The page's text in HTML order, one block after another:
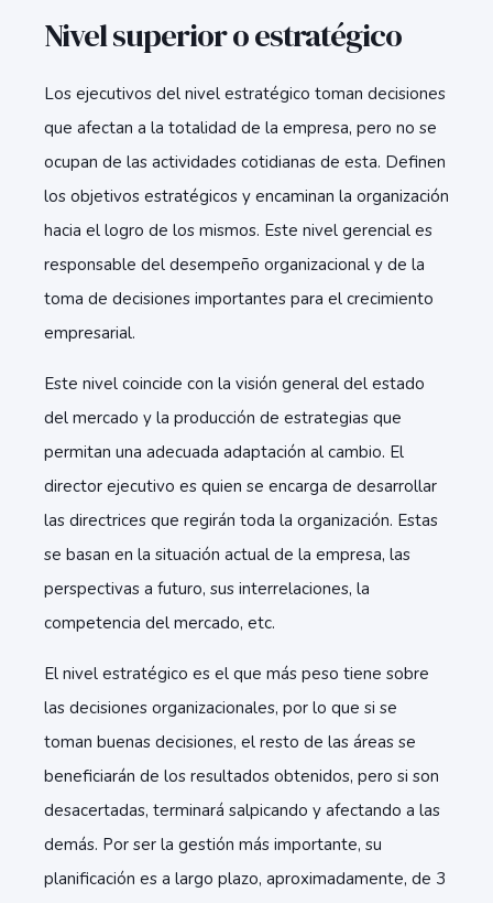
Nivel superior o estratégico
Los ejecutivos del nivel estratégico toman decisiones
que afectan a la totalidad de la empresa, pero no se
ocupan de las actividades cotidianas de esta. Definen
los objetivos estratégicos y encaminan la organización
hacia el logro de los mismos. Este nivel gerencial es
responsable del desempeño organizacional y de la
toma de decisiones importantes para el crecimiento
empresarial.
Este nivel coincide con la visión general del estado
del mercado y la producción de estrategias que
permitan una adecuada adaptación al cambio. El
director ejecutivo es quien se encarga de desarrollar
las directrices que regirán toda la organización. Estas
se basan en la situación actual de la empresa, las
perspectivas a futuro, sus interrelaciones, la
competencia del mercado, etc.
El nivel estratégico es el que más peso tiene sobre
las decisiones organizacionales, por lo que si se
toman buenas decisiones, el resto de las áreas se
beneficiarán de los resultados obtenidos, pero si son
desacertadas, terminará salpicando y afectando a las
demás. Por ser la gestión más importante, su
planificación es a largo plazo, aproximadamente, de 3